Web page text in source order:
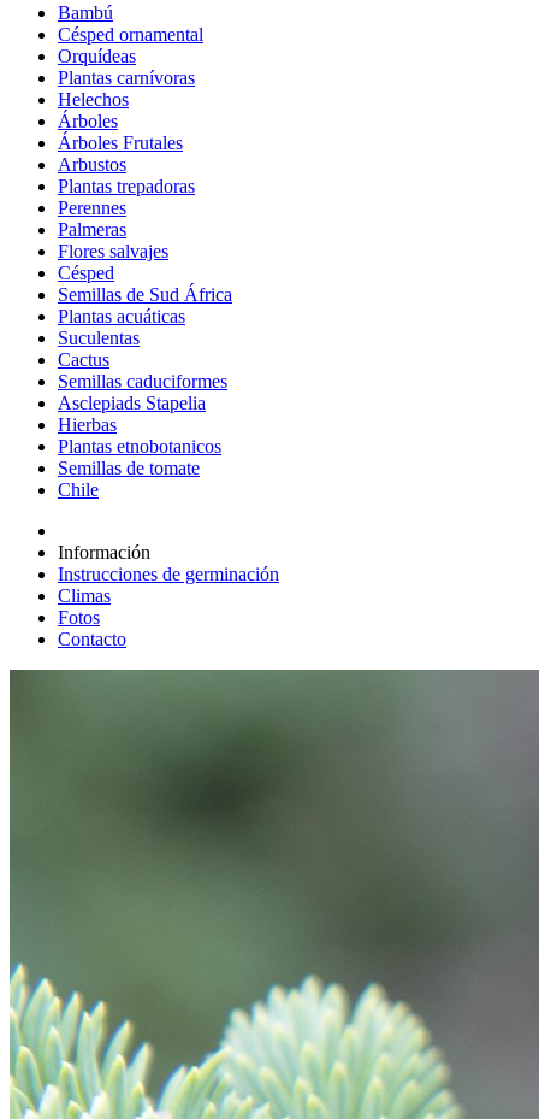
Bambú
Césped ornamental
Orquídeas
Plantas carnívoras
Helechos
Árboles
Árboles Frutales
Arbustos
Plantas trepadoras
Perennes
Palmeras
Flores salvajes
Césped
Semillas de Sud África
Plantas acuáticas
Suculentas
Cactus
Semillas caduciformes
Asclepiads Stapelia
Hierbas
Plantas etnobotanicos
Semillas de tomate
Chile
Información
Instrucciones de germinación
Climas
Fotos
Contacto